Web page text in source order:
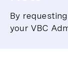
By
your VBC